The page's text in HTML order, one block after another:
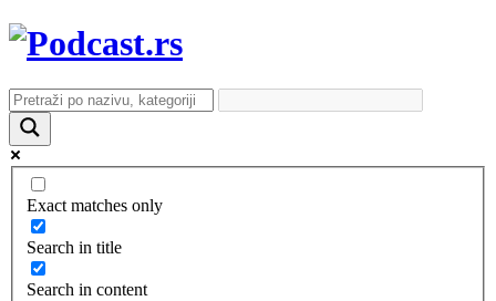
Exact matches only
Search in title
Search in content